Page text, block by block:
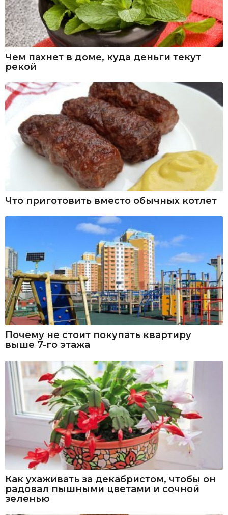
Чем пахнет в доме, куда деньги текут
рекой
Что приготовить вместо обычных котлет
Почему не стоит покупать квартиру
выше 7-го этажа
Как ухаживать за декабристом, чтобы он
радовал пышными цветами и сочной
зеленью